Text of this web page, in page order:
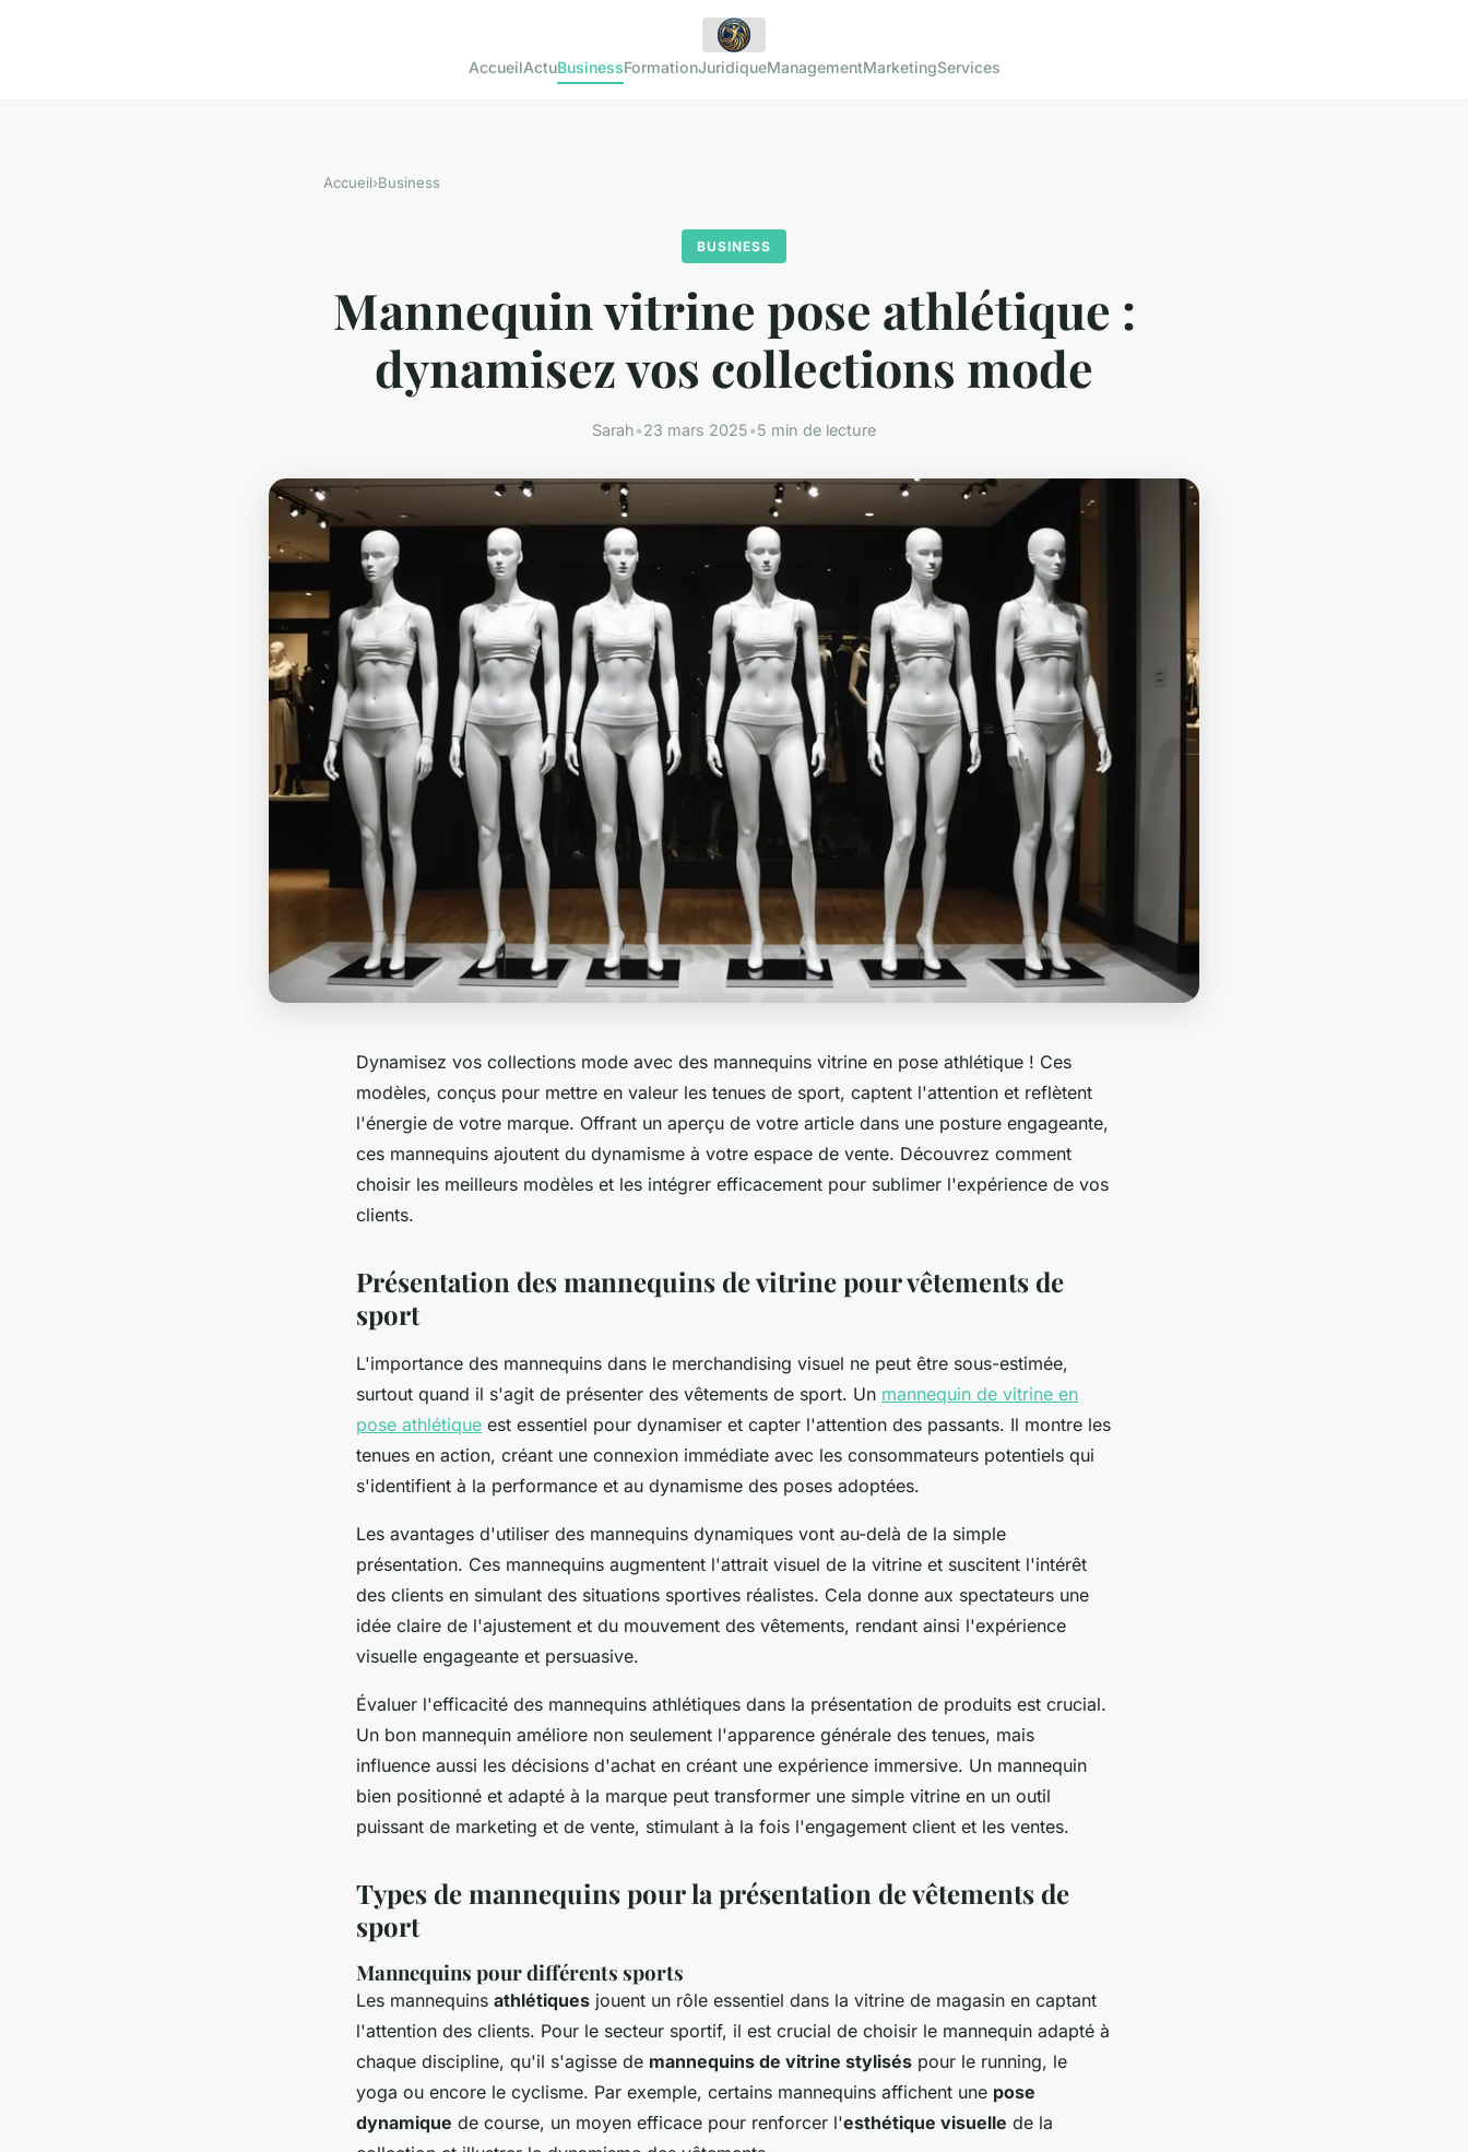
AccueilActuBusinessFormationJuridiqueManagementMarketingServices
Accueil›Business
BUSINESS
Mannequin vitrine pose athlétique :
dynamisez vos collections mode
Sarah•23 mars 2025•5 min de lecture
Dynamisez vos collections mode avec des mannequins vitrine en pose athlétique ! Ces
modèles, conçus pour mettre en valeur les tenues de sport, captent l'attention et reflètent
l'énergie de votre marque. Offrant un aperçu de votre article dans une posture engageante,
ces mannequins ajoutent du dynamisme à votre espace de vente. Découvrez comment
choisir les meilleurs modèles et les intégrer efficacement pour sublimer l'expérience de vos
clients.
Présentation des mannequins de vitrine pour vêtements de
sport
L'importance des mannequins dans le merchandising visuel ne peut être sous-estimée,
surtout quand il s'agit de présenter des vêtements de sport. Un mannequin de vitrine en
pose athlétique est essentiel pour dynamiser et capter l'attention des passants. Il montre les
tenues en action, créant une connexion immédiate avec les consommateurs potentiels qui
s'identifient à la performance et au dynamisme des poses adoptées.
Les avantages d'utiliser des mannequins dynamiques vont au-delà de la simple
présentation. Ces mannequins augmentent l'attrait visuel de la vitrine et suscitent l'intérêt
des clients en simulant des situations sportives réalistes. Cela donne aux spectateurs une
idée claire de l'ajustement et du mouvement des vêtements, rendant ainsi l'expérience
visuelle engageante et persuasive.
Évaluer l'efficacité des mannequins athlétiques dans la présentation de produits est crucial.
Un bon mannequin améliore non seulement l'apparence générale des tenues, mais
influence aussi les décisions d'achat en créant une expérience immersive. Un mannequin
bien positionné et adapté à la marque peut transformer une simple vitrine en un outil
puissant de marketing et de vente, stimulant à la fois l'engagement client et les ventes.
Types de mannequins pour la présentation de vêtements de
sport
Mannequins pour différents sports
Les mannequins athlétiques jouent un rôle essentiel dans la vitrine de magasin en captant
l'attention des clients. Pour le secteur sportif, il est crucial de choisir le mannequin adapté à
chaque discipline, qu'il s'agisse de mannequins de vitrine stylisés pour le running, le
yoga ou encore le cyclisme. Par exemple, certains mannequins affichent une pose
dynamique de course, un moyen efficace pour renforcer l'esthétique visuelle de la